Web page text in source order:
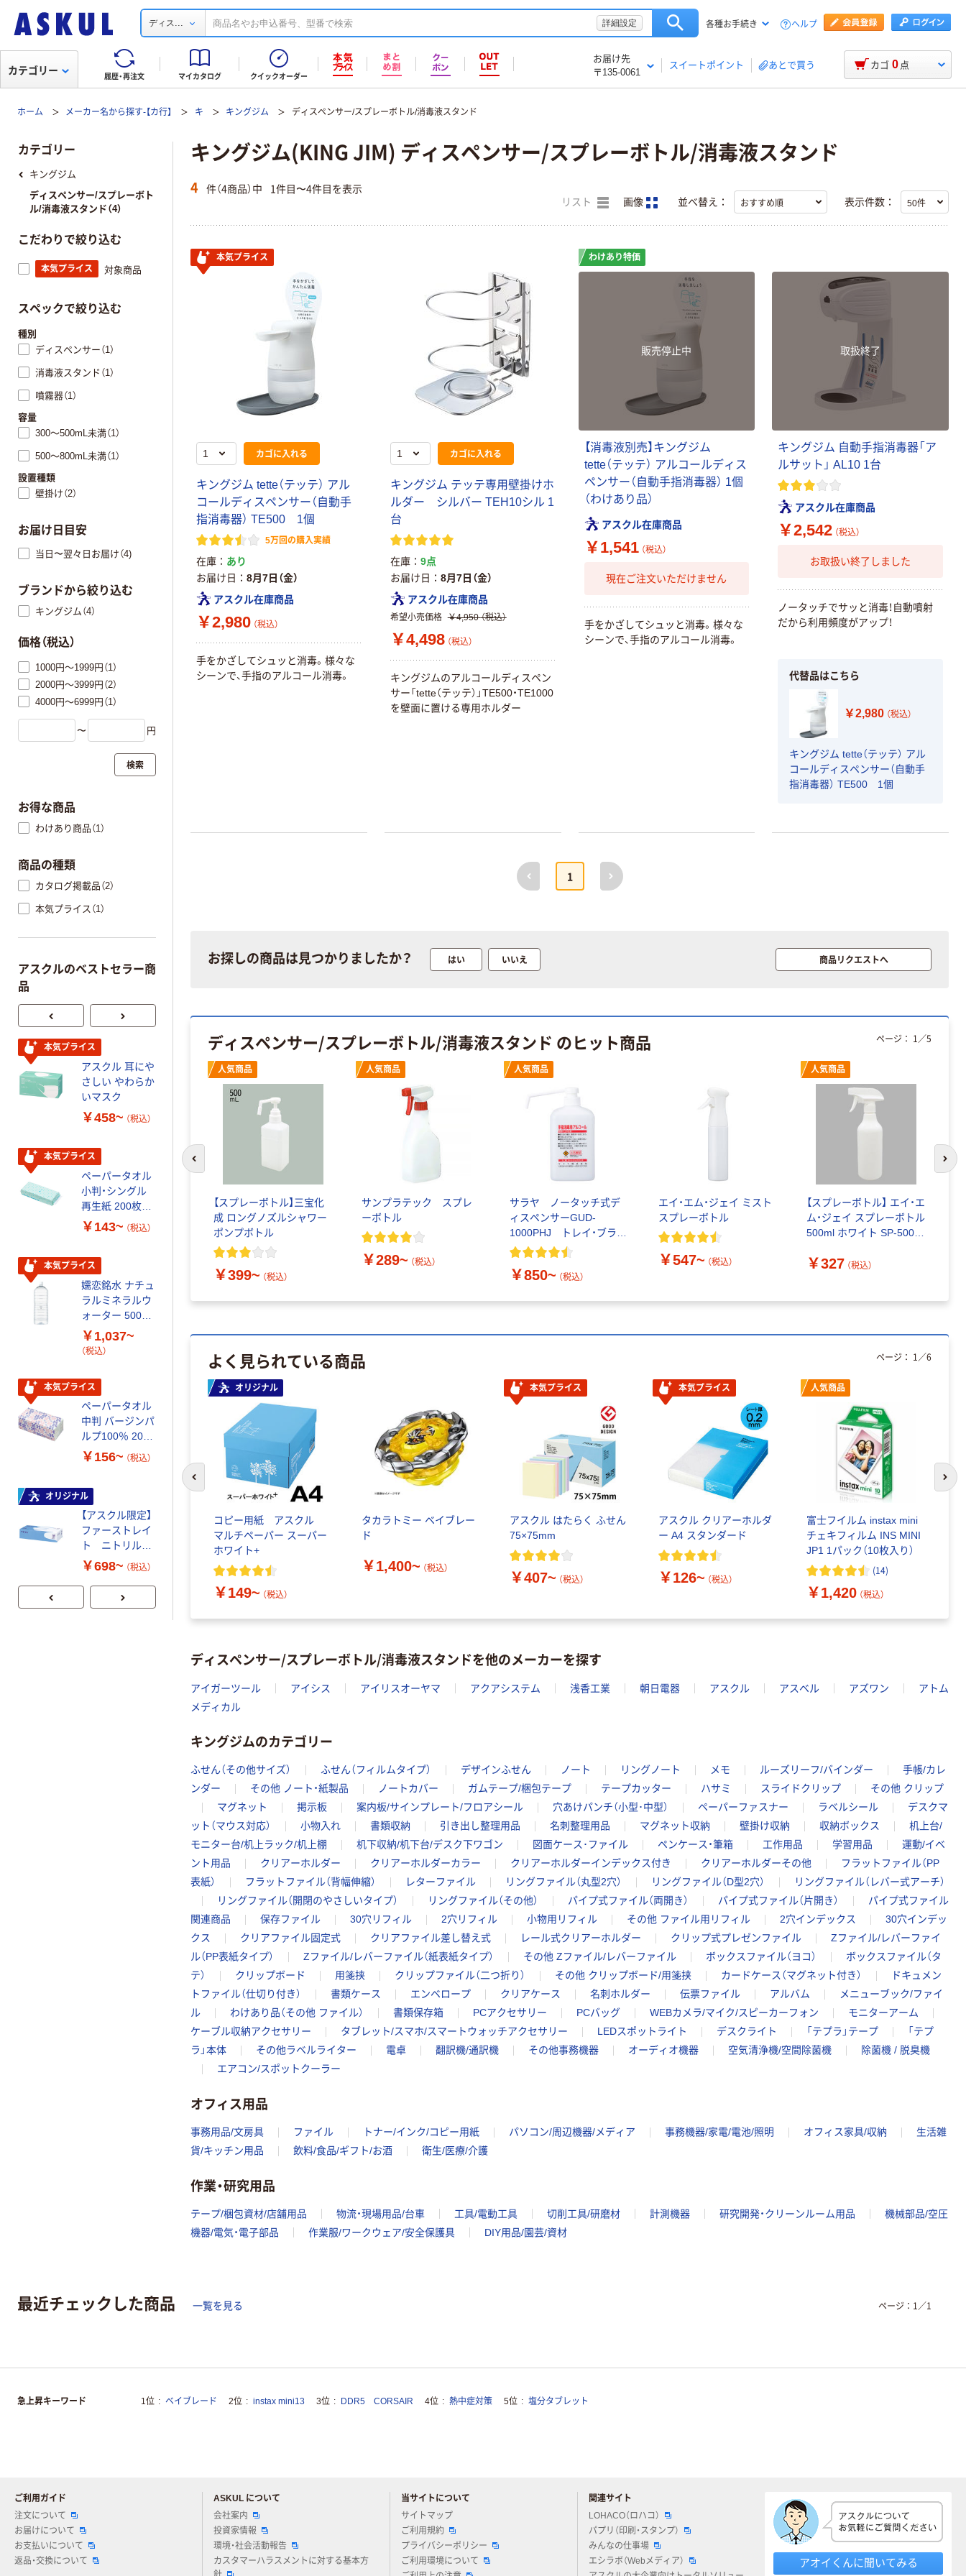
ディス... 詳細設定 各種お手続き ヘルプ
履歴・再注文 マイカタログ クイックオーダー
お届け先
〒135-0061
スイートポイント あとで買う
カテゴリー カゴ 0 点
ホーム メーカー名から探す-【カ行】 キ キングジム ディスペンサー/スプレーボトル/消毒液スタンド
キングジム(KING JIM) ディスペンサー/スプレーボトル/消毒液スタンド
4 件（4商品）中 1件目〜4件目を表示
リスト 画像 並べ替え： 表示件数：
本気プライス
カゴに入れる
キングジム tette（テッテ） アル
コールディスペンサー（自動手
指消毒器） TE500 1個
5万回の購入実績
在庫
あり
お届け日
8月7日（金）
アスクル在庫商品
￥2,980 （税込）
手をかざしてシュッと消毒。様々な
シーンで、手指のアルコール消毒。
カゴに入れる
キングジム テッテ専用壁掛けホ
ルダー シルバー TEH10シル 1
台
在庫
9点
お届け日
8月7日（金）
アスクル在庫商品
希望小売価格 ￥4,950 （税込）
￥4,498 （税込）
キングジムのアルコールディスペン
サー「tette（テッテ）」TE500・TE1000
を壁面に置ける専用ホルダー
わけあり特価
販売停止中
【消毒液別売】キングジム
tette（テッテ） アルコールディス
ペンサー（自動手指消毒器） 1個
（わけあり品）
アスクル在庫商品
￥1,541 （税込）
現在ご注文いただけません
手をかざしてシュッと消毒。様々な
シーンで、手指のアルコール消毒。
取扱終了
キングジム 自動手指消毒器「ア
ルサット」 AL10 1台
アスクル在庫商品
￥2,542 （税込）
お取扱い終了しました
ノータッチでサッと消毒！自動噴射
だから利用頻度がアップ！
代替品はこちら
￥2,980 （税込）
キングジム tette（テッテ） アル
コールディスペンサー（自動手
指消毒器） TE500 1個
前へ
1
次へ
お探しの商品は見つかりましたか？ はい いいえ 商品リクエストへ
ディスペンサー/スプレーボトル/消毒液スタンド のヒット商品
人気商品
【スプレーボトル】三宝化
成 ロングノズルシャワー
ポンプボトル
￥399~ （税込）
人気商品
サンプラテック スプレ
ーボトル
￥289~ （税込）
人気商品
サラヤ ノータッチ式デ
ィスペンサーGUD-
1000PHJ トレイ・ブラケ
ット付
￥850~ （税込）
エイ・エム・ジェイ ミスト
スプレーボトル
￥547~ （税込）
人気商品
【スプレーボトル】 エイ・エ
ム・ジェイ スプレーボトル
500ml ホワイト SP-500S
￥327 （税込）
ページ： 1 ／5
次
よく見られている商品
オリジナル
コピー用紙 アスクル
マルチペーパー スーパー
ホワイト+
￥149~ （税込）
タカラトミー ベイブレー
ド
￥1,400~ （税込）
本気プライス
アスクル はたらく ふせん
75×75mm
￥407~ （税込）
本気プライス
アスクル クリアーホルダ
ー A4 スタンダード
￥126~ （税込）
人気商品
富士フイルム instax mini
チェキフィルム INS MINI
JP1 1パック（10枚入り）
(14)
￥1,420 （税込）
ページ： 1 ／6
前のスライドへ 次
ディスペンサー/スプレーボトル/消毒液スタンドを他のメーカーを探す
アイガーツール アイシス アイリスオーヤマ アクアシステム 浅香工業 朝日電器 アスクル アスベル アズワン
アトム
メディカル
キングジムのカテゴリー
ふせん（その他サイズ） ふせん（フィルムタイプ） デザインふせん ノート リングノート メモ ルーズリーフ/バインダー
手帳/カレ
ンダー
その他 ノート・紙製品 ノートカバー ガムテープ/梱包テープ テープカッター ハサミ スライドクリップ
その他 クリップ
マグネット
掲示板 案内板/サインプレート/フロアシール 穴あけパンチ（小型･中型） ペーパーファスナー ラベルシール
デスクマ
ット（マウス対応）
小物入れ 書類収納 引き出し整理用品 名刺整理用品 マグネット収納 壁掛け収納 収納ボックス
机上台/
モニター台/机上ラック/机上棚
机下収納/机下台/デスク下ワゴン 図面ケース･ファイル ペンケース・筆箱 工作用品 学習用品
運動/イベ
ント用品
クリアーホルダー クリアーホルダーカラー クリアーホルダーインデックス付き クリアーホルダーその他
フラットファイル（PP
表紙）
フラットファイル（背幅伸縮） レターファイル リングファイル（丸型2穴） リングファイル（D型2穴）
リングファイル（レバー式アーチ）
リングファイル（開閉のやさしいタイプ）
リングファイル（その他） パイプ式ファイル（両開き） パイプ式ファイル（片開き）
パイプ式ファイル
関連商品
保存ファイル 30穴リフィル 2穴リフィル 小物用リフィル その他 ファイル用リフィル 2穴インデックス
30穴インデッ
クス
クリアファイル固定式 クリアファイル差し替え式 レール式クリアーホルダー クリップ式プレゼンファイル
Zファイル/レバーファイ
ル（PP表紙タイプ）
Zファイル/レバーファイル（紙表紙タイプ） その他 Zファイル/レバーファイル ボックスファイル（ヨコ）
ボックスファイル（タ
テ）
クリップボード 用箋挟 クリップファイル（二つ折り） その他 クリップボード/用箋挟 カードケース（マグネット付き）
ドキュメン
トファイル（仕切り付き）
書類ケース エンベロープ クリアケース 名刺ホルダー 伝票ファイル アルバム
メニューブック/ファイ
ル
わけあり品（その他 ファイル） 書類保存箱 PCアクセサリー PCバッグ WEBカメラ/マイク/スピーカーフォン
モニターアーム
ケーブル収納アクセサリー
タブレット/スマホ/スマートウォッチアクセサリー LEDスポットライト デスクライト 「テプラ」テープ
「テプ
ラ」本体
その他ラベルライター 電卓 翻訳機/通訳機 その他事務機器 オーディオ機器 空気清浄機/空間除菌機
除菌機 / 脱臭機
エアコン/スポットクーラー
オフィス用品
事務用品/文房具 ファイル トナー/インク/コピー用紙 パソコン/周辺機器/メディア 事務機器/家電/電池/照明 オフィス家具/収納
生活雑
貨/キッチン用品
飲料/食品/ギフト/お酒 衛生/医療/介護
作業・研究用品
テープ/梱包資材/店舗用品 物流・現場用品/台車 工具/電動工具 切削工具/研磨材 計測機器 研究開発・クリーンルーム用品
機械部品/空圧
機器/電気・電子部品
作業服/ワークウェア/安全保護具 DIY用品/園芸/資材
カテゴリー
キングジム
ディスペンサー/スプレーボト
ル/消毒液スタンド（4）
こだわりで絞り込む
本気プライス 対象商品
スペックで絞り込む
種別
ディスペンサー（1）
消毒液スタンド（1）
噴霧器（1）
容量
300～500mL未満（1）
500～800mL未満（1）
設置種類
壁掛け（2）
お届け日目安
当日〜翌々日お届け（4)
ブランドから絞り込む
キングジム（4）
価格（税込）
1000円～1999円（1）
2000円～3999円（2）
4000円～6999円（1）
〜 円
検索
お得な商品
わけあり商品（1）
商品の種類
カタログ掲載品（2）
本気プライス（1）
アスクルのベストセラー商
品
本気プライス
アスクル 耳にや
さしい やわらか
いマスク
￥458~ （税込）
本気プライス
ペーパータオル
小判・シングル
再生紙 200枚
FSC認証紙 アス
￥143~ （税込）
本気プライス
嬬恋銘水 ナチュ
ラルミネラルウ
ォーター 500ml
キャップシール
付き／2Lラベル
￥1,037~
（税込）
本気プライス
ペーパータオル
中判 バージンパ
ルプ100％ 200
枚入 PEFC認証
￥156~ （税込）
オリジナル
【アスクル限定】
ファーストレイ
ト ニトリルグ
ローブ ホワイ
ウダーフリー）
￥698~ （税込）
本気プライス
ファーストレイ
ト ホワイト紙コ
ップ
￥374~
指定医薬部外品
￥140~
パー ボックス
PEFC認証
￥428~ （税込）
【アスクル限定】
ファーストレイ
ト ニトリルグ
ローブ ブル
ー 粉なし（パ
ウダーフリー）
￥698~ （税込）
人気商品
サントリー 天然
水 ミネラルウォ
ーター ペットボ
トル
￥686~
期間限定価格
アスクル プラ
スチックグロー
ブ 薄手 粉な
し（パウダーフ
￥298~
本気プライス
アスクル 耳にや
さしい やわらか
いマスク
￥458~
本気プライス
ペーパータオル
再生紙 200枚
FSC認証紙 アス
クルオリジナル
￥143~ （税込）
ラルミネラルウ
￥1,037~
本気プライス
ペーパータオル
中判 バージンパ
ルプ100％ 200
枚入 PEFC認証
シングル アスク
ルオリジナル
￥156~ （税込）
オリジナル
【アスクル限定】
ローブ ホワイ
ト 粉なし（パ
最近チェックした商品 一覧を見る ページ： 1 ／1
急上昇キーワード 1位 ベイブレード 2位 instax mini13 3位 DDR5 CORSAIR 4位 熱中症対策 5位 塩分タブレット
ご利用ガイド
注文について
お届けについて
お支払いについて
返品・交換について
ASKUL について
会社案内
投資家情報
環境・社会活動報告
カスタマーハラスメントに対する基本方
当サイトについて
サイトマップ
ご利用規約
プライバシーポリシー
ご利用環境について
関連サイト
LOHACO（ロハコ）
パプリ（印刷・スタンプ）
みんなの仕事場
エシラボ（Webメディア）
アオイくんに聞いてみる